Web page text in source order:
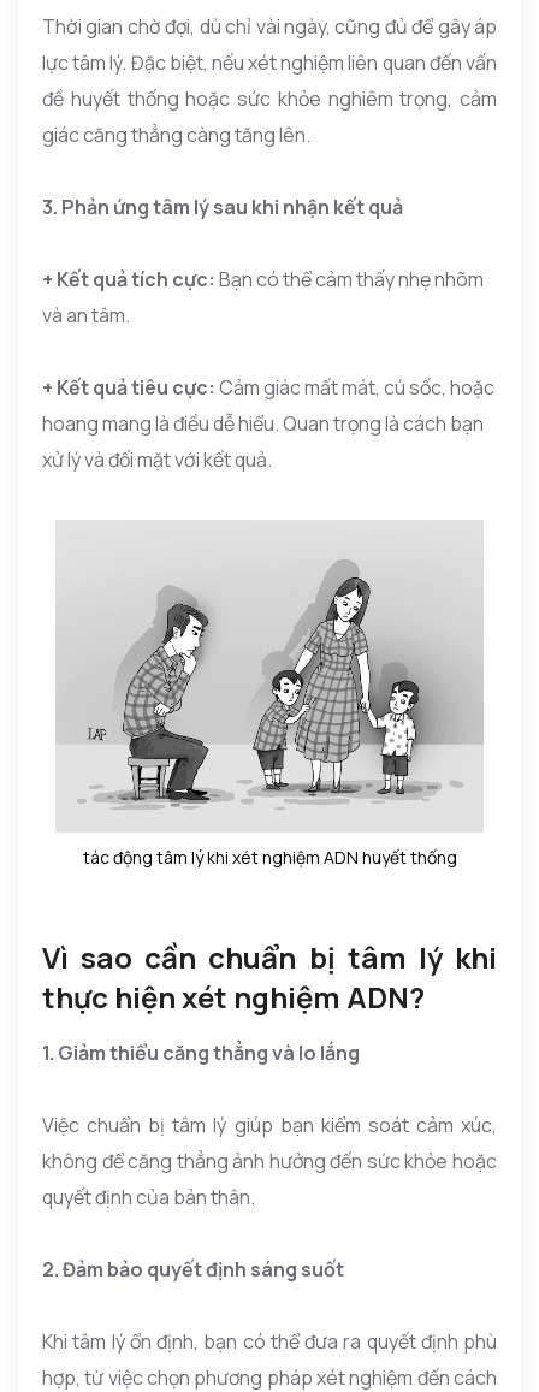
Thời gian chờ đợi, dù chỉ vài ngày, cũng đủ để gây áp
lực tâm lý. Đặc biệt, nếu xét nghiệm liên quan đến vấn
đề huyết thống hoặc sức khỏe nghiêm trọng, cảm
giác căng thẳng càng tăng lên.
3. Phản ứng tâm lý sau khi nhận kết quả
+ Kết quả tích cực: Bạn có thể cảm thấy nhẹ nhõm
và an tâm.
+ Kết quả tiêu cực: Cảm giác mất mát, cú sốc, hoặc
hoang mang là điều dễ hiểu. Quan trọng là cách bạn
xử lý và đối mặt với kết quả.
tác động tâm lý khi xét nghiệm ADN huyết thống
Vì sao cần chuẩn bị tâm lý khi
thực hiện xét nghiệm ADN?
1. Giảm thiểu căng thẳng và lo lắng
Việc chuẩn bị tâm lý giúp bạn kiểm soát cảm xúc,
không để căng thẳng ảnh hưởng đến sức khỏe hoặc
quyết định của bản thân.
2. Đảm bảo quyết định sáng suốt
Khi tâm lý ổn định, bạn có thể đưa ra quyết định phù
hợp, từ việc chọn phương pháp xét nghiệm đến cách